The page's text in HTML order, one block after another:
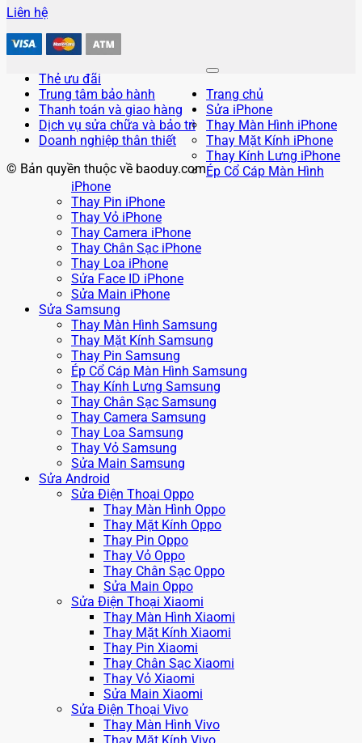
Liên hệ
Thẻ ưu đãi
Trung tâm bảo hành
Thanh toán và giao hàng
Dịch vụ sửa chữa và bảo trì
Doanh nghiệp thân thiết
© Bản quyền thuộc về baoduy.com
Trang chủ
Sửa iPhone
Thay Màn Hình iPhone
Thay Mặt Kính iPhone
Thay Kính Lưng iPhone
Ép Cổ Cáp Màn Hình
iPhone
Thay Pin iPhone
Thay Vỏ iPhone
Thay Camera iPhone
Thay Chân Sạc iPhone
Thay Loa iPhone
Sửa Face ID iPhone
Sửa Main iPhone
Sửa Samsung
Thay Màn Hình Samsung
Thay Mặt Kính Samsung
Thay Pin Samsung
Ép Cổ Cáp Màn Hình Samsung
Thay Kính Lưng Samsung
Thay Chân Sạc Samsung
Thay Camera Samsung
Thay Loa Samsung
Thay Vỏ Samsung
Sửa Main Samsung
Sửa Android
Sửa Điện Thoại Oppo
Thay Màn Hình Oppo
Thay Mặt Kính Oppo
Thay Pin Oppo
Thay Vỏ Oppo
Thay Chân Sạc Oppo
Sửa Main Oppo
Sửa Điện Thoại Xiaomi
Thay Màn Hình Xiaomi
Thay Mặt Kính Xiaomi
Thay Pin Xiaomi
Thay Chân Sạc Xiaomi
Thay Vỏ Xiaomi
Sửa Main Xiaomi
Sửa Điện Thoại Vivo
Thay Màn Hình Vivo